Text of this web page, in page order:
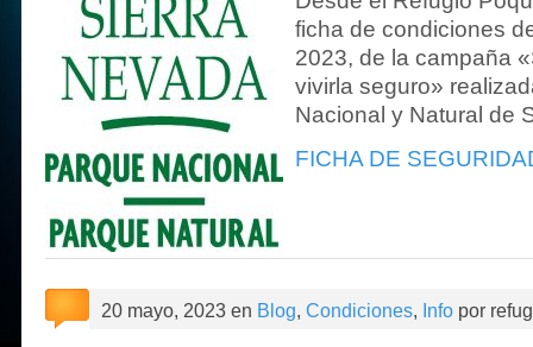
ficha de condiciones
2023, de la campaña
vivirla seguro»
Nacional y Natural de
FICHA DE
20 mayo, 2023 en Blog, Condiciones, Info por